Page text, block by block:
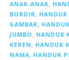
ANAK-ANAK
BORDIR
HANDUK
GAMBAR
JUMBO
HANDUK
KEREN
HANDUK
NAMA
HANDUK